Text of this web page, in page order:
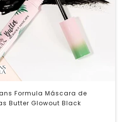
Formula Máscara de
Butter Glowout Black